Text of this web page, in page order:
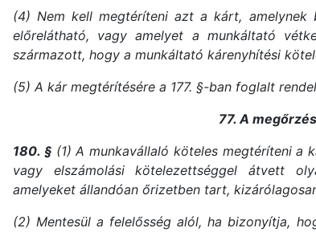
(4) Nem kell megtéríteni azt a kárt, amelynek
előrelátható, vagy amelyet a munkáltató
származott, hogy a munkáltató kárenyhítési
(5) A kár megtérítésére a 177. §-ban foglalt
77. A
180. §(1) A munkavállaló köteles megtéríteni a
vagy elszámolási kötelezettséggel átvett
amelyeket állandóan őrizetben tart,
(2) Mentesül a felelősség alól, ha bizonyítja,